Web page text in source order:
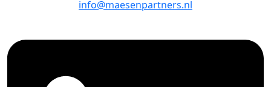
info@maesenpartners.nl